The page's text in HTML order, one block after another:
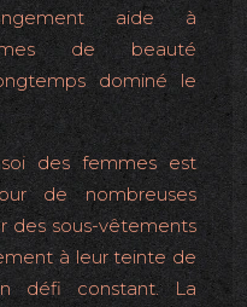
aide à
de beauté
dominé le
soi des femmes est
de nombreuses
des sous-vêtements
à leur teinte de
défi constant. La